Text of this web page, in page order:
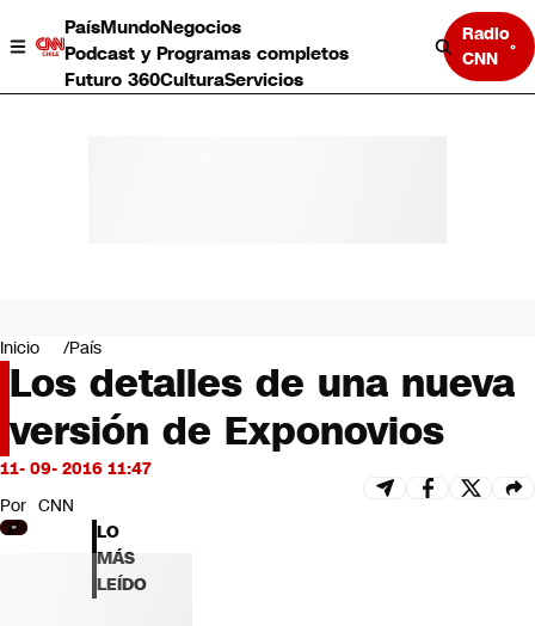
PaísMundoNegocios
Podcast y Programas completos
Futuro 360CulturaServicios
Radio
CNN
Negocios
Deportes
Programas completos
Cultura
Servicios
Bits
CNN Data
CNN tiempo
Futuro 360
Inicio País
Los detalles de una nueva
versión de Exponovios
11- 09- 2016 11:47
Por CNN
LO
MÁS
LEÍDO